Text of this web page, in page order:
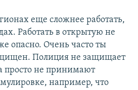
еще сложнее работать,
Работать в открытую не
опасно. Очень часто ты
Полиция не защищает
просто не принимают
например, что